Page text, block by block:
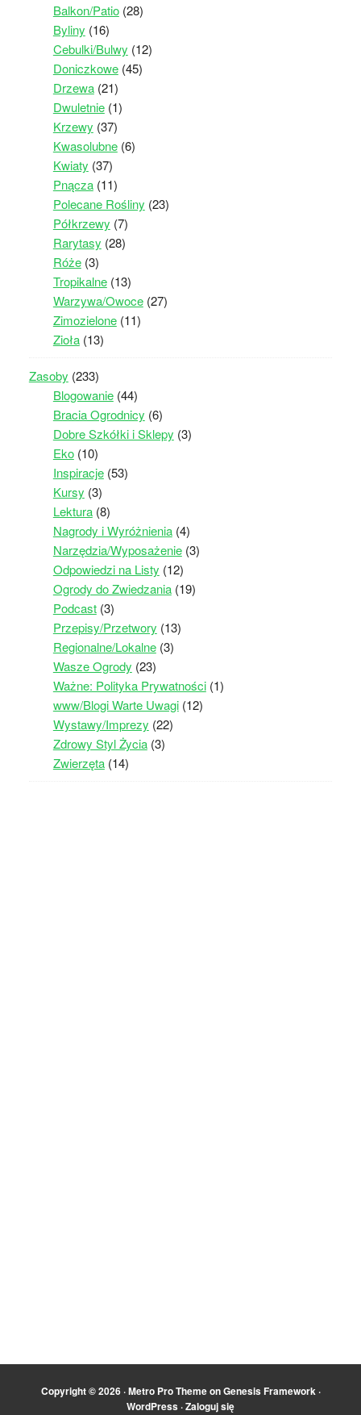
Balkon/Patio(28)
Byliny (16)
Cebulki/Bulwy (12)
Doniczkowe(45)
Drzewa(21)
Dwuletnie(1)
Krzewy (37)
Kwasolubne(6)
Kwiaty (37)
Pnącza(11)
Polecane Rośliny (23)
Półkrzewy (7)
Rarytasy (28)
Róże(3)
Tropikalne(13)
Warzywa/Owoce(27)
Zimozielone(11)
Zioła(13)
Zasoby (233)
Blogowanie(44)
Bracia Ogrodnicy (6)
Dobre Szkółki i Sklepy (3)
Eko(10)
Inspiracje(53)
Kursy (3)
Lektura(8)
Nagrody i Wyróżnienia(4)
Narzędzia/Wyposażenie(3)
Odpowiedzi na Listy (12)
Ogrody do Zwiedzania(19)
Podcast(3)
Przepisy/Przetwory (13)
Regionalne/Lokalne(3)
Wasze Ogrody (23)
Ważne: Polityka Prywatności(1)
www/Blogi Warte Uwagi(12)
Wystawy/Imprezy (22)
Zdrowy Styl Życia(3)
Zwierzęta(14)
Copyright © 2026 ·Metro Pro ThemeonGenesis Framework·
WordPress ·Zaloguj się